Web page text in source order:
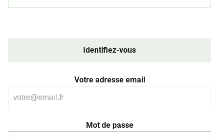
Identifiez-vous
Votre adresse email
Mot de passe